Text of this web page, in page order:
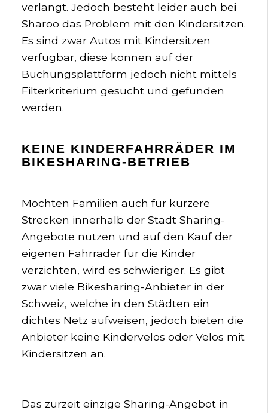
verlangt. Jedoch besteht leider auch bei
Sharoo das Problem mit den Kindersitzen.
Es sind zwar Autos mit Kindersitzen
verfügbar, diese können auf der
Buchungsplattform jedoch nicht mittels
Filterkriterium gesucht und gefunden
werden.
KEINE KINDERFAHRRÄDER IM
BIKESHARING-BETRIEB
Möchten Familien auch für kürzere
Strecken innerhalb der Stadt Sharing-
Angebote nutzen und auf den Kauf der
eigenen Fahrräder für die Kinder
verzichten, wird es schwieriger. Es gibt
zwar viele Bikesharing-Anbieter in der
Schweiz, welche in den Städten ein
dichtes Netz aufweisen, jedoch bieten die
Anbieter keine Kindervelos oder Velos mit
Kindersitzen an.
Das zurzeit einzige Sharing-Angebot in